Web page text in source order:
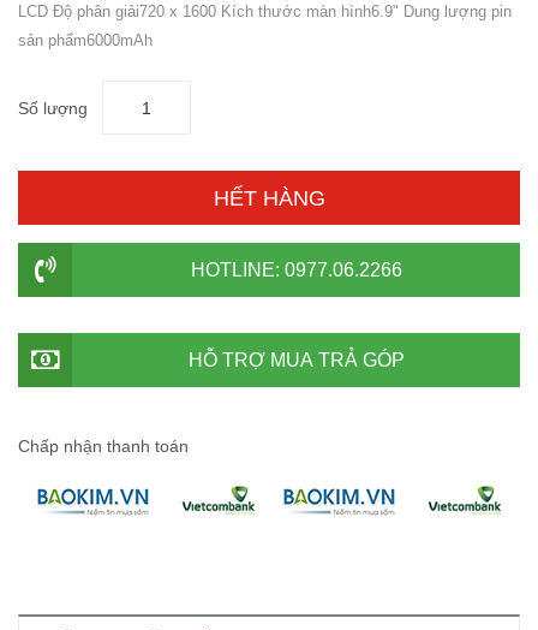
LCD Độ phân giải720 x 1600 Kích thước màn hình6.9" Dung lượng pin
sản phẩm6000mAh
Số lượng
HẾT HÀNG
HOTLINE: 0977.06.2266
HỖ TRỢ MUA TRẢ GÓP
Chấp nhận thanh toán